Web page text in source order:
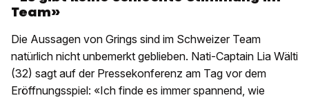
Team»
Die Aussagen von Grings sind im Schweizer Team
natürlich nicht unbemerkt geblieben. Nati-Captain Lia Wälti
(32) sagt auf der Pressekonferenz am Tag vor dem
Eröffnungsspiel: «Ich finde es immer spannend, wie